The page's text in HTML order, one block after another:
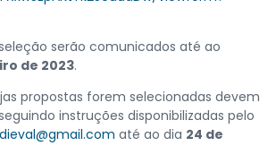
serão comunicados até ao
de 2023.
propostas forem selecionadas devem
instruções disponibilizadas pelo
até ao dia 24 de